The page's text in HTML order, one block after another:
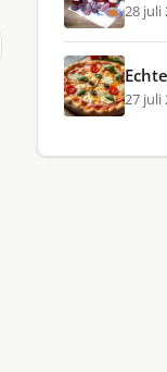
28 juli
27 juli